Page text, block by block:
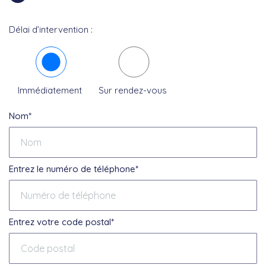
Délai d’intervention :
Immédiatement Sur rendez-vous
Nom*
Entrez le numéro de téléphone*
Entrez votre code postal*